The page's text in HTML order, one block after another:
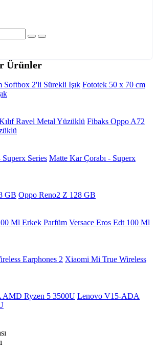
Ürünler
Fototek 50 x 70 cm
Fibaks Oppo A72
Matte Kar Çorabı - Superx
Oppo Reno2 Z 128 GB
Versace Eros Edt 100 Ml
Xiaomi Mi True Wireless
Lenovo V15-ADA